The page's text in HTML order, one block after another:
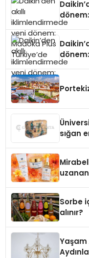
sığan
Sorbe
alınır?
Yaşam